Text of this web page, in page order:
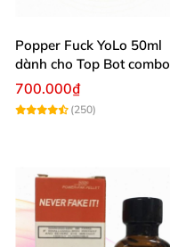
Popper Fuck YoLo 50ml
dành cho Top Bot combo
hộp thiếc 40ml + 10ml
700.000₫
(250)